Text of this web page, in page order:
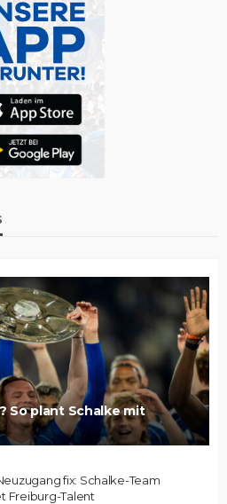
So plant Schalke mit
fix: Schalke-Team
Freiburg-Talent